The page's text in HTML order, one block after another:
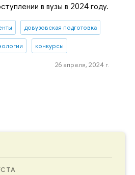
в вузы в 2024 году.
довузовская подготовка
конкурсы
26 апреля, 2024 г.